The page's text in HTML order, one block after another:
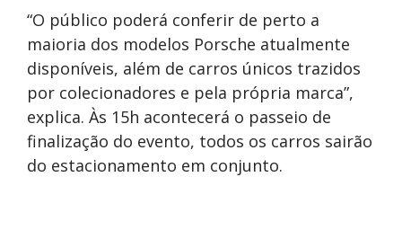
“O público poderá conferir de perto a
maioria dos modelos Porsche atualmente
disponíveis, além de carros únicos trazidos
por colecionadores e pela própria marca”,
explica. Às 15h acontecerá o passeio de
finalização do evento, todos os carros sairão
do estacionamento em conjunto.